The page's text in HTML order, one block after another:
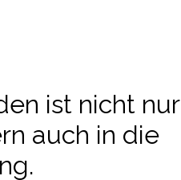
ist nicht nur
auch in die